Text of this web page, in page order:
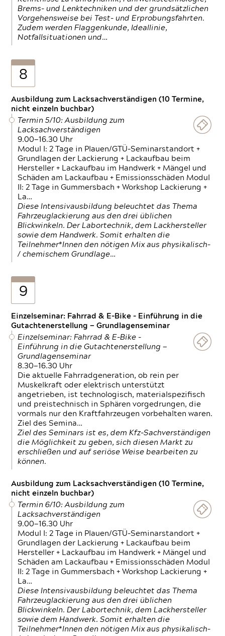
Brems- und Lenktechniken und der grundsätzlichen
Vorgehensweise bei Test- und Erprobungsfahrten.
Zudem werden Flaggenkunde, Ideallinie,
Notfallsituationen und…
8
Ausbildung zum Lacksachverständigen (10 Termine,
nicht einzeln buchbar)
Termin 5/10: Ausbildung zum
Lacksachverständigen
9.00—16.30 Uhr
Modul I: 2 Tage in Plauen/GTÜ-Seminarstandort +
Grundlagen der Lackierung + Lackaufbau beim
Hersteller + Lackaufbau im Handwerk + Mängel und
Schäden am Lackaufbau + Emissionsschäden Modul
II: 2 Tage in Gummersbach + Workshop Lackierung +
La…
Diese Intensivausbildung beleuchtet das Thema
Fahrzeuglackierung aus den drei üblichen
Blickwinkeln. Der Labortechnik, dem Lackhersteller
sowie dem Handwerk. Somit erhalten die
Teilnehmer*Innen den nötigen Mix aus physikalisch-
/ chemischem Grundlage…
9
Einzelseminar: Fahrrad & E-Bike - Einführung in die
Gutachtenerstellung — Grundlagenseminar
Einzelseminar: Fahrrad & E-Bike -
Einführung in die Gutachtenerstellung —
Grundlagenseminar
8.30—16.30 Uhr
Die aktuelle Fahrradgeneration, ob rein per
Muskelkraft oder elektrisch unterstützt
angetrieben, ist technologisch, materialspezifisch
und preistechnisch in Sphären vorgedrungen, die
vormals nur den Kraftfahrzeugen vorbehalten waren.
Ziel des Semina…
Ziel des Seminars ist es, dem Kfz-Sachverständigen
die Möglichkeit zu geben, sich diesen Markt zu
erschließen und auf seriöse Weise bearbeiten zu
können.
Ausbildung zum Lacksachverständigen (10 Termine,
nicht einzeln buchbar)
Termin 6/10: Ausbildung zum
Lacksachverständigen
9.00—16.30 Uhr
Modul I: 2 Tage in Plauen/GTÜ-Seminarstandort +
Grundlagen der Lackierung + Lackaufbau beim
Hersteller + Lackaufbau im Handwerk + Mängel und
Schäden am Lackaufbau + Emissionsschäden Modul
II: 2 Tage in Gummersbach + Workshop Lackierung +
La…
Diese Intensivausbildung beleuchtet das Thema
Fahrzeuglackierung aus den drei üblichen
Blickwinkeln. Der Labortechnik, dem Lackhersteller
sowie dem Handwerk. Somit erhalten die
Teilnehmer*Innen den nötigen Mix aus physikalisch-